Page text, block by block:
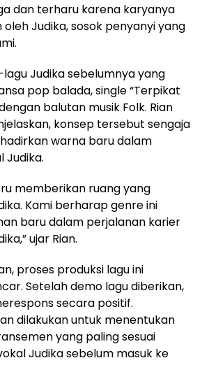
dan terharu karena karyanya
Judika, sosok penyanyi yang
Judika sebelumnya yang
pop balada, single “Terpikat
balutan musik Folk. Rian
konsep tersebut sengaja
warna baru dalam
Judika.
memberikan ruang yang
Kami berharap genre ini
baru dalam perjalanan karier
ujar Rian.
proses produksi lagu ini
Setelah demo lagu diberikan,
secara positif.
dilakukan untuk menentukan
yang paling sesuai
Judika sebelum masuk ke